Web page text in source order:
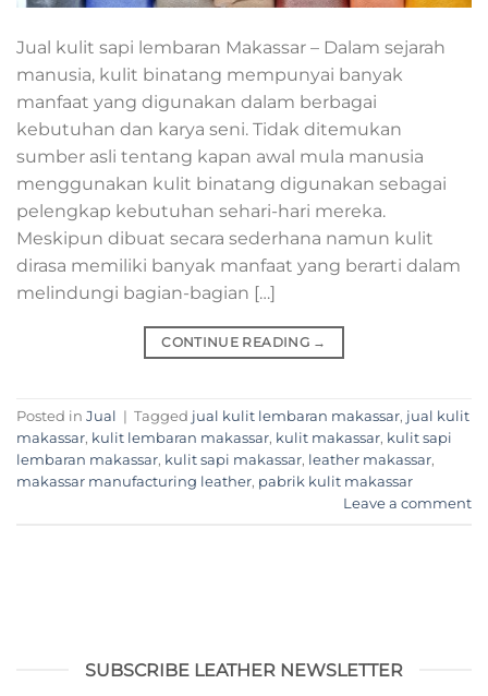
Jual kulit sapi lembaran Makassar – Dalam sejarah
manusia, kulit binatang mempunyai banyak
manfaat yang digunakan dalam berbagai
kebutuhan dan karya seni. Tidak ditemukan
sumber asli tentang kapan awal mula manusia
menggunakan kulit binatang digunakan sebagai
pelengkap kebutuhan sehari-hari mereka.
Meskipun dibuat secara sederhana namun kulit
dirasa memiliki banyak manfaat yang berarti dalam
melindungi bagian-bagian […]
CONTINUE READING →
Posted in Jual | Tagged jual kulit lembaran makassar, jual kulit
makassar, kulit lembaran makassar, kulit makassar, kulit sapi
lembaran makassar, kulit sapi makassar, leather makassar,
makassar manufacturing leather, pabrik kulit makassar
Leave a comment
SUBSCRIBE LEATHER NEWSLETTER